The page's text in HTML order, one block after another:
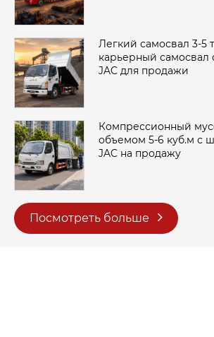
Легкий самосвал 3-5
карьерный самосвал
JAC для продажи
Компрессионный
объемом 5-6 куб.м с
JAC на продажу
Посмотреть больше